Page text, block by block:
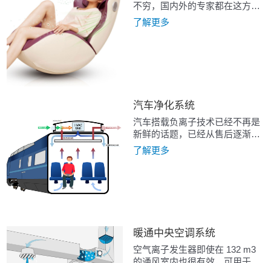
不穷，国内外的专家都在这方面
做出来很多正面的澄清，臭氧在
医疗上的应用也是被认可的。
了解更多
汽车净化系统
汽车搭载负离子技术已经不再是
新鲜的话题，已经从售后逐渐转
移倒售前标配零部件，一些厂家
也在尝试使用臭氧技术。范围也
了解更多
暖通中央空调系统
空气离子发生器即使在 132 m3